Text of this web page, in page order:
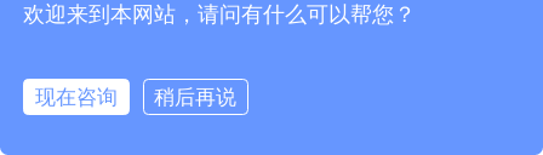
欢迎来到本网站，请问有什么可以帮您？
现在咨询 稍后再说